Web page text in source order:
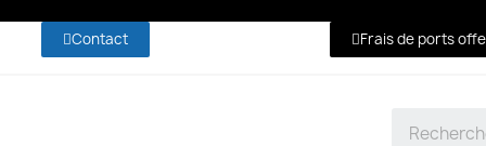
Contact Frais de ports